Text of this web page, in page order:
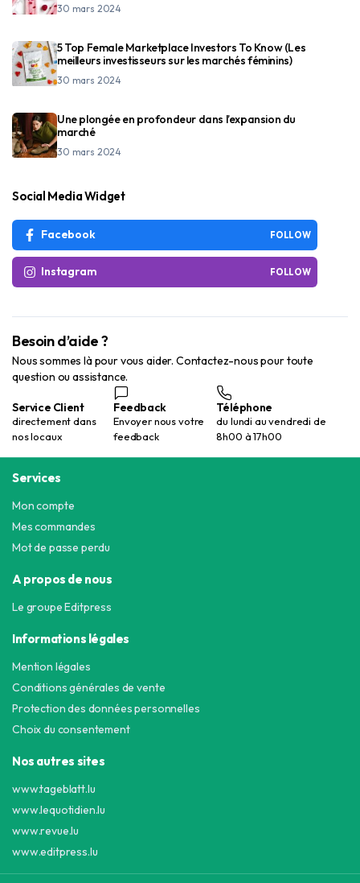
30 mars 2024
5 Top Female Marketplace Investors To Know (Les
meilleurs investisseurs sur les marchés féminins)
30 mars 2024
Une plongée en profondeur dans l’expansion du
marché
30 mars 2024
Social Media Widget
Facebook FOLLOW
Instagram FOLLOW
Besoin d’aide ?
Nous sommes là pour vous aider. Contactez-nous pour toute
question ou assistance.
Service Client
directement dans
nos locaux
Feedback
Envoyer nous votre
feedback
Téléphone
du lundi au vendredi de
8h00 à 17h00
Services
Mon compte
Mes commandes
Mot de passe perdu
A propos de nous
Le groupe Editpress
Informations légales
Mention légales
Conditions générales de vente
Protection des données personnelles
Choix du consentement
Nos autres sites
www.tageblatt.lu
www.lequotidien.lu
www.revue.lu
www.editpress.lu